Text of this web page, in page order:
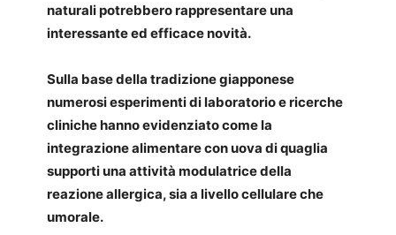
naturali potrebbero rappresentare una
interessante ed efficace novità.
Sulla base della tradizione giapponese
numerosi esperimenti di laboratorio e ricerche
cliniche hanno evidenziato come la
integrazione alimentare con uova di quaglia
supporti una attività modulatrice della
reazione allergica, sia a livello cellulare che
umorale.